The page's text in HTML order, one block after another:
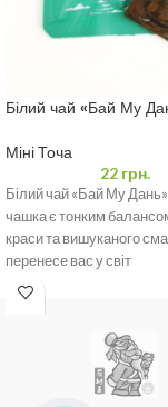
Білий чай «Бай Му
Міні Точа
22грн.
Білий чай «Бай Му
чашка є тонким
краси та вишуканого
перенесе вас у світ